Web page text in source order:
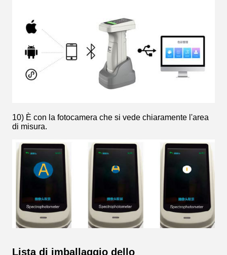
10) È con la fotocamera che si vede chiaramente l'area
di misura.
Lista di imballaggio dello